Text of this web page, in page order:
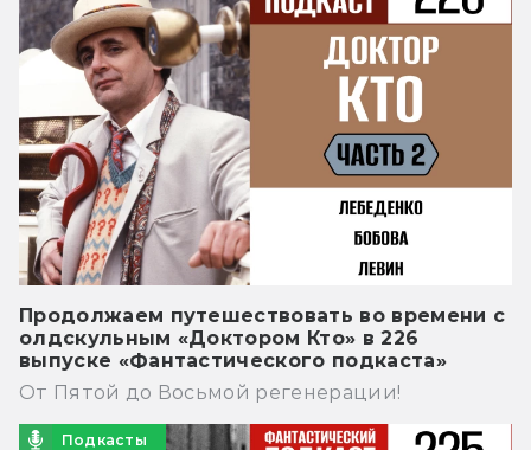
Продолжаем путешествовать во времени с
олдскульным «Доктором Кто» в 226
выпуске «Фантастического подкаста»
От Пятой до Восьмой регенерации!
Подкасты